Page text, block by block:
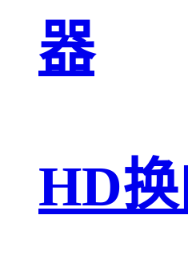
器
HD